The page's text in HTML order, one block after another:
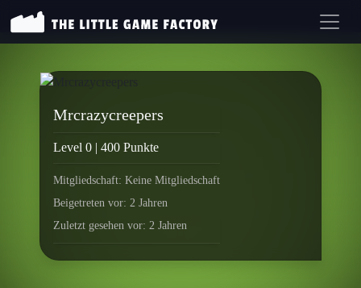
Mrcrazycreepers
Level 0 | 400 Punkte
Mitgliedschaft: Keine Mitgliedschaft
Beigetreten vor: 2 Jahren
Zuletzt gesehen vor: 2 Jahren